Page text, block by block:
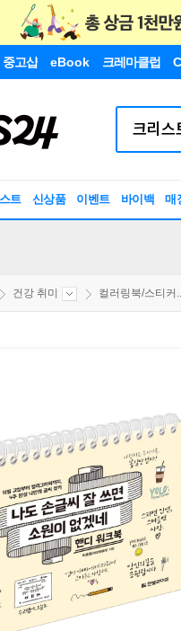
중고샵 eBook 크레마클럽
트 신상품 이벤트 바이백 매
건강 취미 컬러링북/스티커